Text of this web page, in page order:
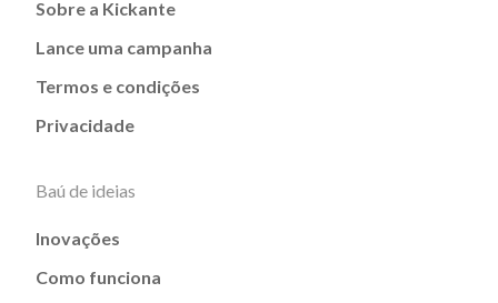
Sobre a Kickante
Lance uma campanha
Termos e condições
Privacidade
Baú de ideias
Inovações
Como funciona